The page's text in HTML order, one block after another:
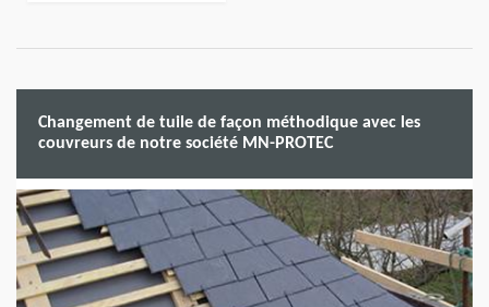
Changement de tuile de façon méthodique avec les
couvreurs de notre société MN-PROTEC